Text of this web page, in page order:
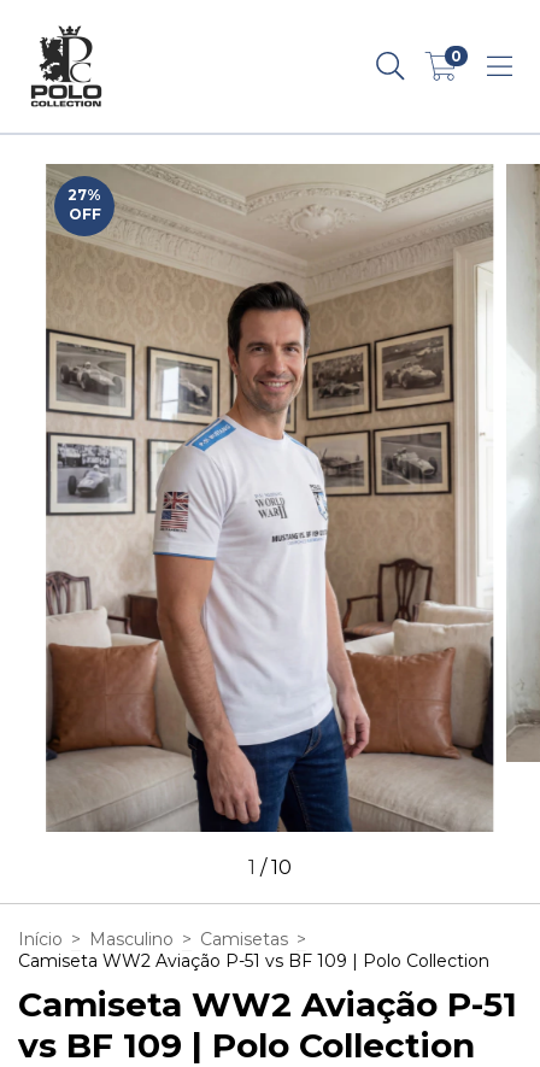
0
27%
OFF
1 /10
Início > Masculino > Camisetas >
Camiseta WW2 Aviação P-51 vs BF 109 | Polo Collection
Camiseta WW2 Aviação P-51
vs BF 109 | Polo Collection